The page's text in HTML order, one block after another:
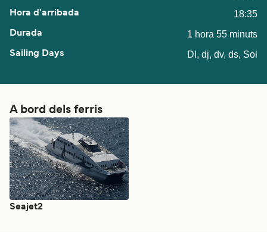
18:35
1 hora 55 minuts
Dl, dj, dv, ds, Sol
A bord dels ferris
Seajet2